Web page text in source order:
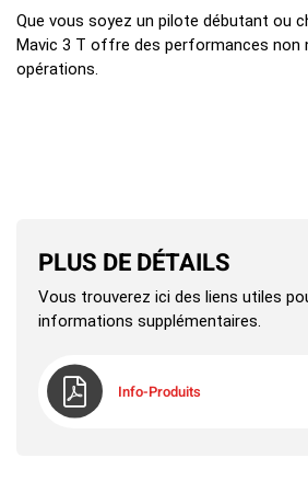
PLUS DE DÉTAILS
Vous trouverez ici des liens utiles
informations supplémentaires.
Info-Produits
Que vous soyez un pilote débutant ou
Mavic 3 T offre des performances non
opérations.